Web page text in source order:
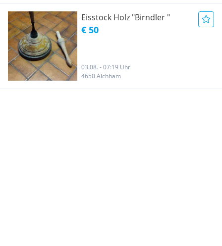
Eisstock Holz "Birndler "
€ 50
03.08. - 07:19 Uhr
4650 Aichham